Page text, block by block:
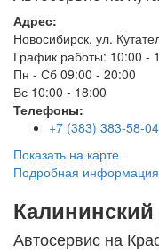
Адрес:
Новосибирск, ул.
График работы: 10:00 -
Пн - Сб 09:00 - 20:00
Вс 10:00 - 18:00
Телефоны:
+7 (383) 383-58-04
Показать на карте
Подробная информация
Автосервис на